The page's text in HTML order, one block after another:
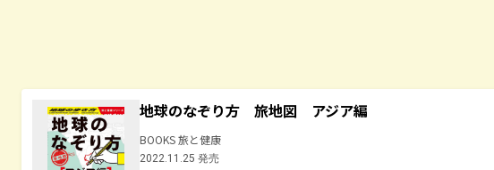
地球のなぞり方 旅地図 アジア編
BOOKS 旅と健康
2022.11.25 発売